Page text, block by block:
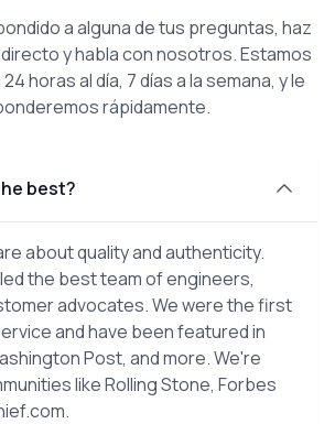
a alguna de tus preguntas, haz
y habla con nosotros. Estamos
horas al día, 7 días a la semana, y le
rápidamente.
best?
about quality and authenticity.
the best team of engineers,
advocates. We were the first
and have been featured in
Post, and more. We're
like Rolling Stone, Forbes